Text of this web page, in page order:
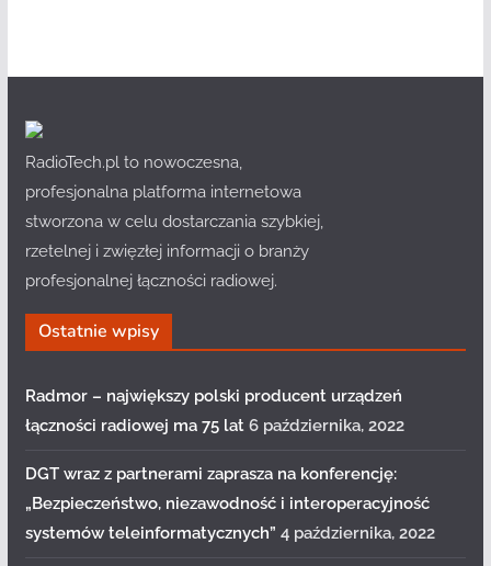
RadioTech.pl to nowoczesna,
profesjonalna platforma internetowa
stworzona w celu dostarczania szybkiej,
rzetelnej i zwięzłej informacji o branży
profesjonalnej łączności radiowej.
Ostatnie wpisy
Radmor – największy polski producent urządzeń
łączności radiowej ma 75 lat 6 października, 2022
DGT wraz z partnerami zaprasza na konferencję:
„Bezpieczeństwo, niezawodność i interoperacyjność
systemów teleinformatycznych” 4 października, 2022